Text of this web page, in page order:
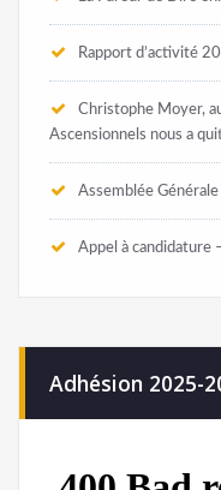
Rapport d’activité
Christophe Moyer,
Ascensionnels nous a
Assemblée
Appel à candidature
Adhésion 2025-